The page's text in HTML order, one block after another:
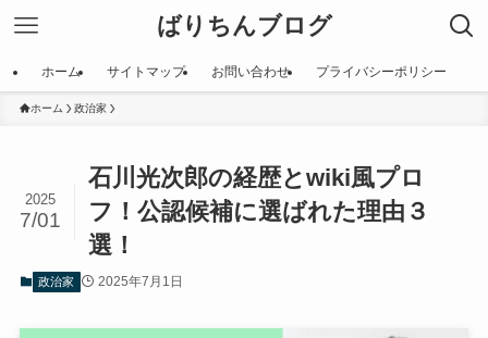
ばりちんブログ
ホーム サイトマップ お問い合わせ プライバシーポリシー
ホーム 政治家
石川光次郎の経歴とwiki風プロ
フ！公認候補に選ばれた理由３
選！
2025
7/01
政治家 2025年7月1日